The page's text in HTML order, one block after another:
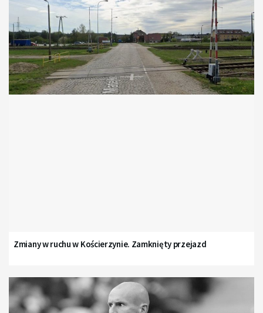
Zmiany w ruchu w Kościerzynie. Zamknięty przejazd